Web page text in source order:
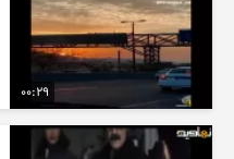
00:29